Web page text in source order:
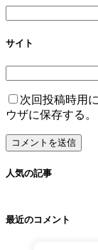
サイト
次回投稿時用
ウザに保存する。
人気の記事
最近のコメント